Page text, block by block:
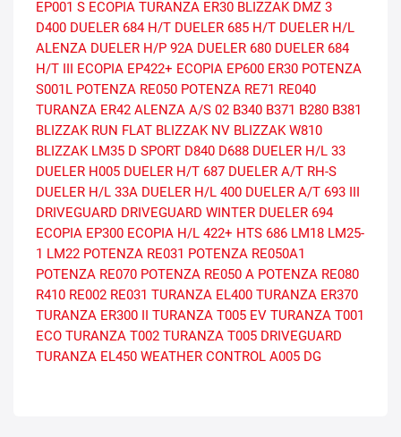
EP001 S ECOPIA TURANZA ER30 BLIZZAK DMZ 3
D400 DUELER 684 H/T DUELER 685 H/T DUELER H/L
ALENZA DUELER H/P 92A DUELER 680 DUELER 684
H/T III
ECOPIA EP422+ ECOPIA EP600 ER30 POTENZA
S001L POTENZA RE050 POTENZA RE71 RE040
TURANZA ER42 ALENZA A/S 02 B340 B371 B280 B381
BLIZZAK RUN FLAT BLIZZAK NV BLIZZAK W810
BLIZZAK LM35 D SPORT D840 D688 DUELER H/L 33
DUELER H005 DUELER H/T 687 DUELER A/T RH-S
DUELER H/L 33A DUELER H/L 400 DUELER A/T 693 III
DRIVEGUARD DRIVEGUARD WINTER DUELER 694
ECOPIA EP300 ECOPIA H/L 422+ HTS 686 LM18 LM25-
1 LM22 POTENZA RE031 POTENZA RE050A1
POTENZA RE070 POTENZA RE050 A POTENZA RE080
R410 RE002 RE031 TURANZA EL400 TURANZA ER370
TURANZA ER300 II
TURANZA T005 EV TURANZA T001
ECO TURANZA T002 TURANZA T005 DRIVEGUARD
TURANZA EL450 WEATHER CONTROL A005 DG